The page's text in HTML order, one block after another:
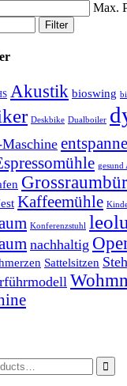
Max.
Filter
Akustik bioswing
Deskbike Dualboiler
gesund
Kaffeemühle
Konferenzstuhl
nachhaltig
Sattelsitzen